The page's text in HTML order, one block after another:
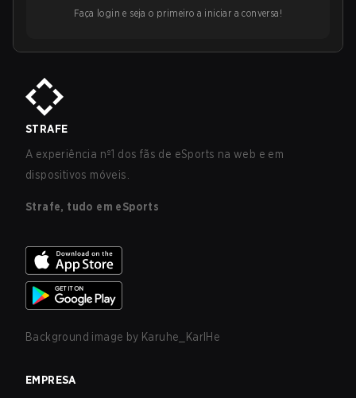
Faça login e seja o primeiro a iniciar a conversa!
STRAFE
A experiência nº1 dos fãs de eSports na web e em
dispositivos móveis.
Strafe, tudo em eSports
Background image by Karuhe_KarlHe
EMPRESA